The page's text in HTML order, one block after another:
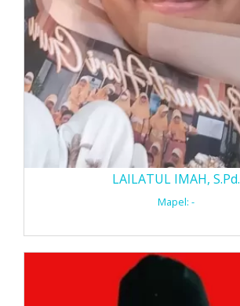
LAILATUL IMAH, S.Pd.
Mapel: -